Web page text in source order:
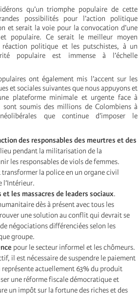
qu’un triomphe populaire de cette
possibilités pour l’action politique
et serait la voie pour la convocation d’une
et populaire. Ce serait le meilleur moyen
politique et les putschistes, à un
populaire est immense à l’échelle
ont également mis l’accent sur les
et sociales suivantes que nous appuyons et
plateforme minimale et urgente face à
sont soumis des millions de Colombiens à
que continue d’imposer le
des responsables des meurtres et des
pendant la militarisation de la
les responsables de viols de femmes.
transformer la police en un organe civil
l’Intérieur.
les massacres de leaders sociaux.
dès à présent avec tous les
une solution au conflit qui devrait se
négociations différenciées selon les
groupe.
pour le secteur informel et les chômeurs.
il est nécessaire de suspendre le paiement
actuellement 63% du produit
une réforme fiscale démocratique et
un impôt sur la fortune des riches et des